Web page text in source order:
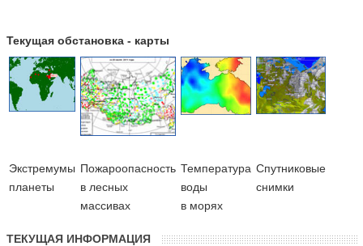
Текущая обстановка - карты
Экстремумы
планеты
Пожароопасность
в лесных
массивах
Температура
воды
в морях
Cпутниковые
снимки
ТЕКУЩАЯ ИНФОРМАЦИЯ